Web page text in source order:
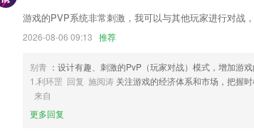
4,鼓励孩子独立完成游戏任务，逐渐培养孩子独立思考能力。
5,精确抠图功能
手机版亚博软件优势
1.针对不同的知识可以更好的在线学习，而且不受及地点的限制
2.考研英语一0519年英语阅读真题详解。
游戏的PVP系统非常刺激，我可以与其他玩家进行对战，
2026-08-06 09:13 推荐
别青 ：设计有趣、刺激的PvP（玩家对战）模式，增加游
1.利环罡 回复 施阅涛 关注游戏的经济体系和市场，把握
来自
更多回复